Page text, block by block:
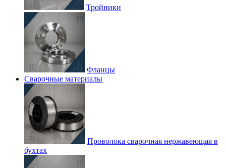
Тройники
Фланцы
Сварочные материалы
Проволока сварочная нержавеющая в
бухтах